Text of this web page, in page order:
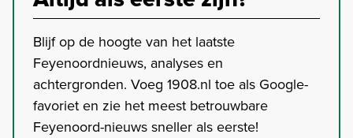
Blijf op de hoogte van het laatste
Feyenoordnieuws, analyses en
achtergronden. Voeg 1908.nl toe als Google-
favoriet en zie het meest betrouwbare
Feyenoord-nieuws sneller als eerste!